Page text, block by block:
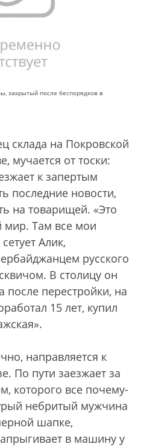
закрытый после беспорядков в
склада на Покровской
мучается от тоски:
к запертым
последние новости,
на товарищей. «Это
Там все мои
Алик,
русского
В столицу он
после перестройки, на
15 лет, купил
направляется к
По пути заезжает за
которого все почему-
небритый мужчина
шапке,
в машину у